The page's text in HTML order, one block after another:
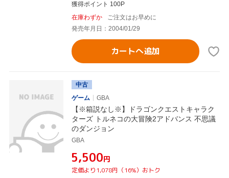
獲得ポイント 100P
在庫わずか
ご注文はお早めに
発売年月日：2004/01/29
カートへ追加
中古
ゲーム
GBA
【※箱説なし※】ドラゴンクエストキャラク
ターズ トルネコの大冒険2アドバンス 不思議
のダンジョン
GBA
¥5,500円
定価より1,078円（16%）おトク